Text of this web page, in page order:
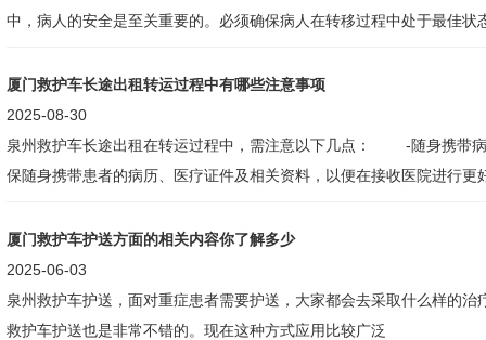
中，病人的安全是至关重要的。必须确保病人在转移过程中处于最佳状
厦门救护车长途出租转运过程中有哪些注意事项
2025-08-30
泉州救护车长途出租在转运过程中，需注意以下几点： -随身携带病历 在转运时，请确
保随身携带患者的病历、医疗证件及相关资料，以便在接收医院进行更
厦门救护车护送方面的相关内容你了解多少
2025-06-03
泉州救护车护送，面对重症患者需要护送，大家都会去采取什么样的治
救护车护送也是非常不错的。现在这种方式应用比较广泛